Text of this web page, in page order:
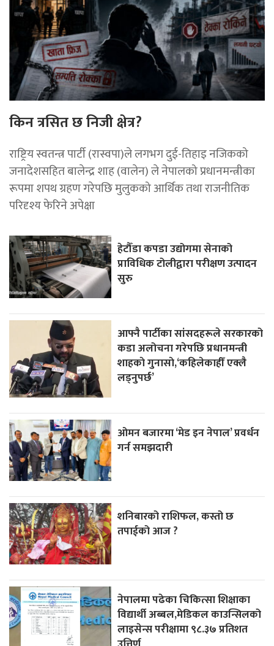
किन त्रसित छ निजी क्षेत्र?
राष्ट्रिय स्वतन्त्र पार्टी (रास्वपा)ले लगभग दुई-तिहाइ नजिकको
जनादेशसहित बालेन्द्र शाह (वालेन) ले नेपालको प्रधानमन्त्रीका
रूपमा शपथ ग्रहण गरेपछि मुलुकको आर्थिक तथा राजनीतिक
परिदृश्य फेरिने अपेक्षा
हेटौँडा कपडा उद्योगमा सेनाको
प्राविधिक टोलीद्वारा परीक्षण उत्पादन
सुरु
आफ्नै पार्टीका सांसदहरूले सरकारको
कडा अलोचना गरेपछि प्रधानमन्त्री
शाहकाे गुनासाे,‘कहिलेकाहीँ एक्लै
लड्नुपर्छ’
ओमन बजारमा ‘मेड इन नेपाल’ प्रवर्धन
गर्न समझदारी
शनिबारको राशिफल, कस्तो छ
तपाईको आज ?
नेपालमा पढेका चिकित्सा शिक्षाका
विद्यार्थी अब्बल,मेडिकल काउन्सिलको
लाइसेन्स परीक्षामा ९८.३७ प्रतिशत